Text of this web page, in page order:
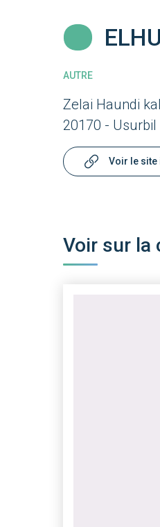
AUTRE
Zelai Haundi
20170 - Usurbil
Voir le site
Voir sur la